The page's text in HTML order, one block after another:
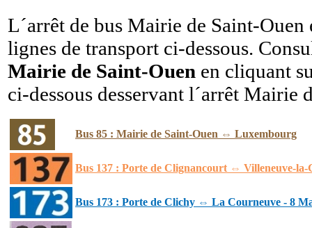
L´arrêt de bus Mairie de Saint-Ouen
lignes de transport ci-dessous.
Mairie de Saint-Ouen en cliquant
ci-dessous desservant l´arrêt Mairie
Bus 85 : Mairie de Saint-Ouen ⇔ Luxembourg
Bus 137 : Porte de Clignancourt ⇔ Villeneuve-
Bus 173 : Porte de Clichy ⇔ La Courneuve - 8